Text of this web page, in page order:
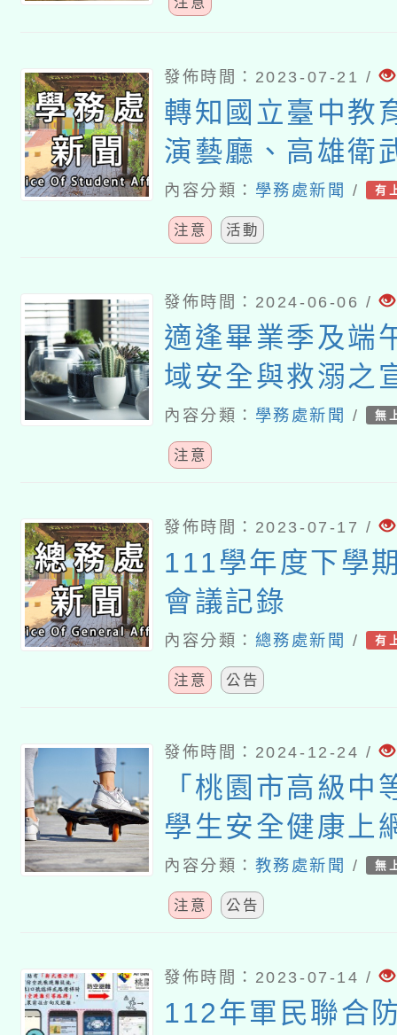
發佈時間：2023-07-21 /
轉知國立臺中教
演藝廳、高雄衛
樂廳及臺北市政
舉辦《狼與彼得
內容分類： 學務處新聞 / 有
注意 活動
發佈時間：2024-06-06 /
適逢畢業季及端
域安全與救溺之
內容分類： 學務處新聞 / 無
注意
發佈時間：2023-07-17 /
111學年度下學
會議記錄
內容分類： 總務處新聞 / 有
注意 公告
發佈時間：2024-12-24 /
「桃園市高級中
學生安全健康上
畫」
內容分類： 教務處新聞 / 無
注意 公告
發佈時間：2023-07-14 /
112年軍民聯合